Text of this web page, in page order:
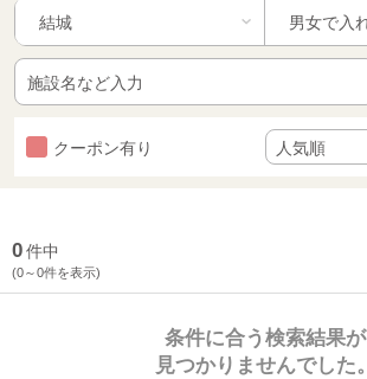
結城
クーポン有り
0件中
(0～0件を表示)
条件に合う検索結果が
見つかりませんでした。